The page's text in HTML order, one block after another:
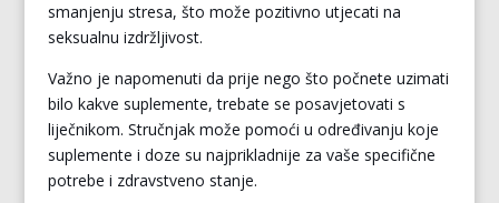
smanjenju stresa, što može pozitivno utjecati na
seksualnu izdržljivost.
Važno je napomenuti da prije nego što počnete uzimati
bilo kakve suplemente, trebate se posavjetovati s
liječnikom. Stručnjak može pomoći u određivanju koje
suplemente i doze su najprikladnije za vaše specifične
potrebe i zdravstveno stanje.